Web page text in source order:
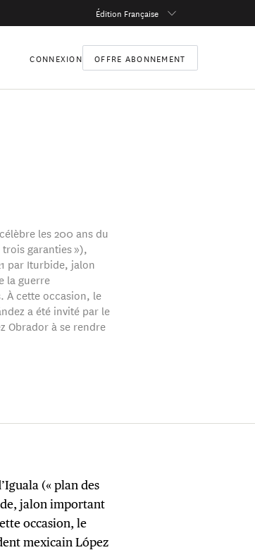
Édition Française
CONNEXION OFFRE ABONNEMENT
les 200 ans du
trois garanties »),
par Iturbide, jalon
la guerre
À cette occasion, le
a été invité par le
Obrador à se rendre
(« plan des
jalon important
occasion, le
mexicain López